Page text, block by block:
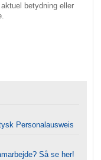
betydning eller
Personalausweis
Så se her!